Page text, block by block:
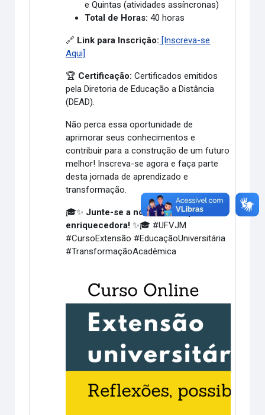
e Quintas (atividades assíncronas)
Total de Horas: 40 horas
🔗 Link para Inscrição: [Inscreva-se
Aqui]
🏆 Certificação: Certificados emitidos
pela Diretoria de Educação a Distância
(DEAD).
Não perca essa oportunidade de
aprimorar seus conhecimentos e
contribuir para a construção de um futuro
melhor! Inscreva-se agora e faça parte
desta jornada de aprendizado e
transformação.
🎓✨ Junte-se a nós nessa experiência
enriquecedora! ✨🎓 #UFVJM
#CursoExtensão #EducaçãoUniversitária
#TransformaçãoAcadêmica